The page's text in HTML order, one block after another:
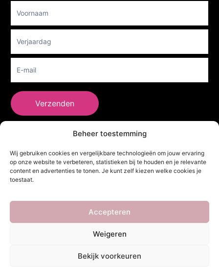
Beheer toestemming
Wij gebruiken cookies en vergelijkbare technologieën om jouw ervaring
op onze website te verbeteren, statistieken bij te houden en je relevante
content en advertenties te tonen. Je kunt zelf kiezen welke cookies je
toestaat.
Accepteren
Weigeren
Bekijk voorkeuren
Newsletter
Verzenden
Adres
. Alle rechten voorbehouden. Powered by
Webdesigner &YHDS